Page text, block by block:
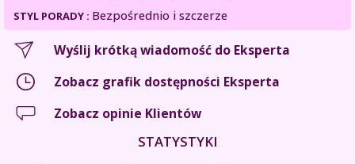
STYL PORADY : Bezpośrednio i szczerze
Wyślij krótką wiadomość do Eksperta
Zobacz grafik dostępności Eksperta
Zobacz opinie Klientów
STATYSTYKI